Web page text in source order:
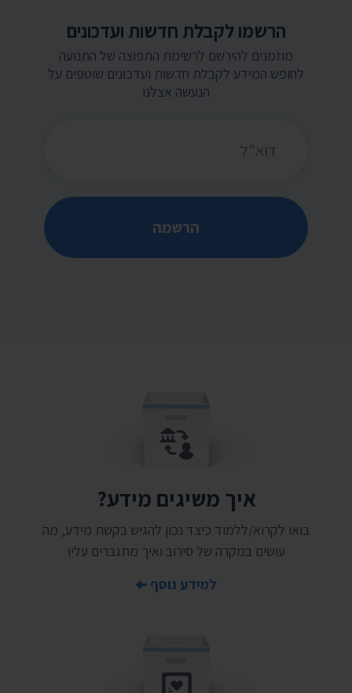
הרשמו לקבלת חדשות ועדכונים
מוזמנים להירשם לרשימת התפוצה של התנועה
לחופש המידע לקבלת חדשות ועדכונים שוטפים על
הנעשה אצלנו
הרשמה
איך משיגים מידע?
בואו לקרוא/ללמוד כיצד נכון להגיש בקשת מידע, מה
עושים במקרה של סירוב ואיך מתגברים עליו
למידע נוסף